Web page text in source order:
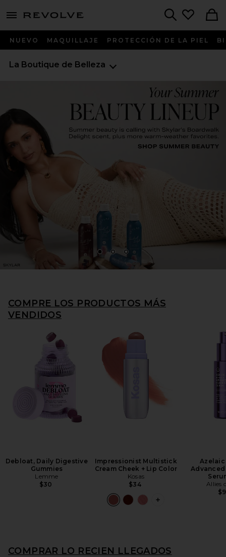
menu - shows more content
NUEVO MAQUILLAJE PROTECCIÓN DE LA PIEL
La Boutique de Belleza
1 2 3
COMPRE LOS PRODUCTOS MÁS
VENDIDOS
Debloat, Daily Digestive
Gummies
Lemme
$30
Impressionist Multistick
Cream Cheek + Lip Color
Kosas
$34
Allies
COMPRAR LO RECIEN LLEGADOS